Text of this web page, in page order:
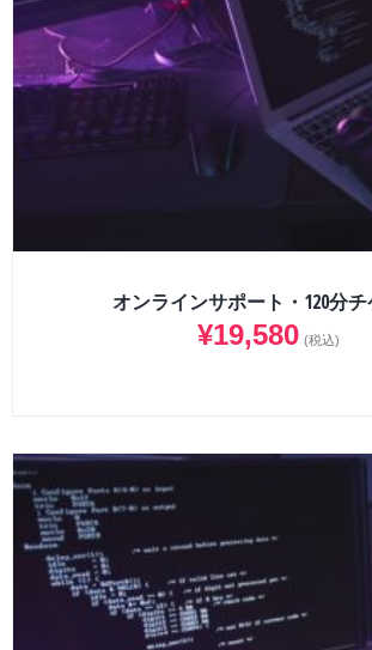
オンラインサポート・120分チ
¥19,580 (税込)